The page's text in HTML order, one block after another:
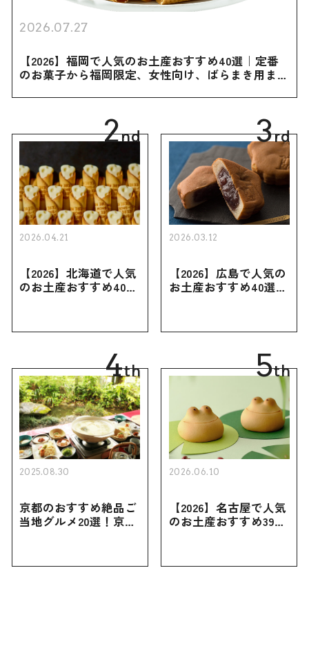
2026.07.27
【2026】福岡で人気のお土産おすすめ40選｜定番
のお菓子から福岡限定、女性向け、ばらまき用まで
2nd
2026.04.21
【2026】北海道で人気
のお土産おすすめ40選
買えない限定品、女性
3rd
2026.03.12
【2026】広島で人気の
お土産おすすめ40選｜
き用、女性向けまで幅
4th
2025.08.30
京都のおすすめ絶品ご
当地グルメ20選！京都
5th
2026.06.10
【2026】名古屋で人気
のお土産おすすめ39選
お土産・ばらまき用ま